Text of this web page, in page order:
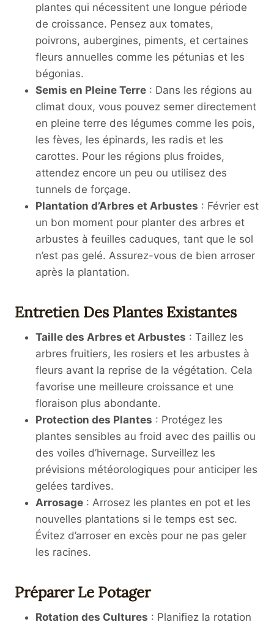
plantes qui nécessitent une longue période
de croissance. Pensez aux tomates,
poivrons, aubergines, piments, et certaines
fleurs annuelles comme les pétunias et les
bégonias.
Semis en Pleine Terre : Dans les régions au
climat doux, vous pouvez semer directement
en pleine terre des légumes comme les pois,
les fèves, les épinards, les radis et les
carottes. Pour les régions plus froides,
attendez encore un peu ou utilisez des
tunnels de forçage.
Plantation d’Arbres et Arbustes : Février est
un bon moment pour planter des arbres et
arbustes à feuilles caduques, tant que le sol
n’est pas gelé. Assurez-vous de bien arroser
après la plantation.
Entretien Des Plantes Existantes
Taille des Arbres et Arbustes : Taillez les
arbres fruitiers, les rosiers et les arbustes à
fleurs avant la reprise de la végétation. Cela
favorise une meilleure croissance et une
floraison plus abondante.
Protection des Plantes : Protégez les
plantes sensibles au froid avec des paillis ou
des voiles d’hivernage. Surveillez les
prévisions météorologiques pour anticiper les
gelées tardives.
Arrosage : Arrosez les plantes en pot et les
nouvelles plantations si le temps est sec.
Évitez d’arroser en excès pour ne pas geler
les racines.
Préparer Le Potager
Rotation des Cultures : Planifiez la rotation